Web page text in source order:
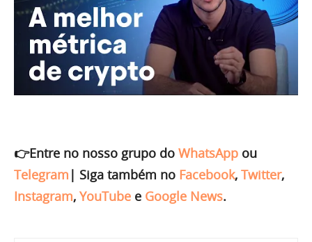
👉Entre no nosso grupo do WhatsApp ou
Telegram | Siga também no Facebook, Twitter,
Instagram, YouTube e Google News.